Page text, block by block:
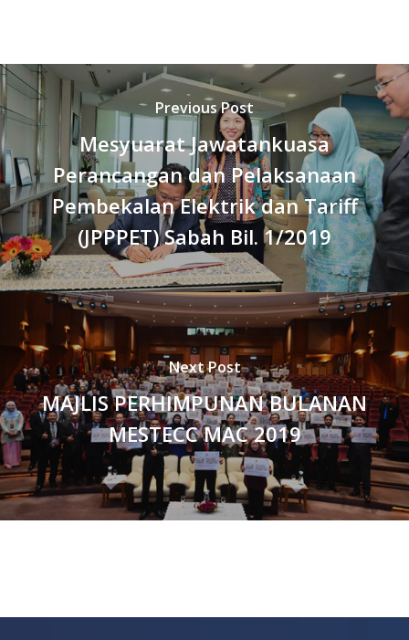
Previous Post
Mesyuarat Jawatankuasa
Perancangan dan Pelaksanaan
Pembekalan Elektrik dan Tariff
(JPPPET) Sabah Bil. 1/2019
Next Post
MAJLIS PERHIMPUNAN BULANAN
MESTECC MAC 2019